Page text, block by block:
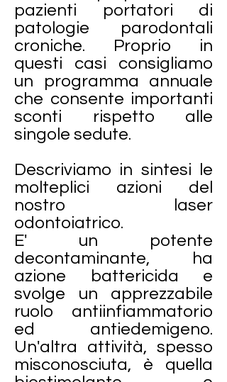
pazienti portatori di
patologie parodontali
croniche. Proprio in
questi casi consigliamo
un programma annuale
che consente importanti
sconti rispetto alle
singole sedute.
Descriviamo in sintesi le
molteplici azioni del
nostro laser
odontoiatrico.
E' un potente
decontaminante, ha
azione battericida e
svolge un apprezzabile
ruolo antiinfiammatorio
ed antiedemigeno.
Un'altra attività, spesso
misconosciuta, è quella